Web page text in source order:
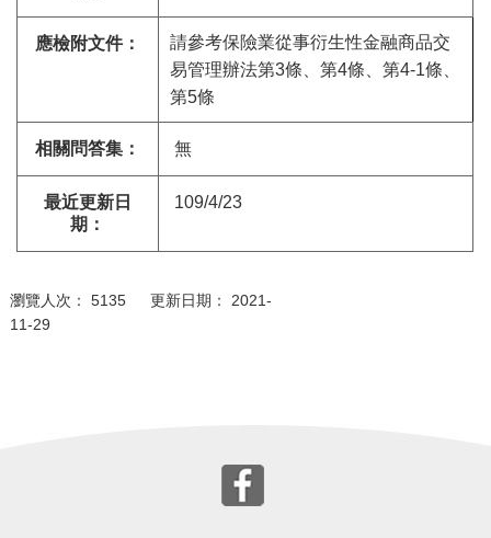
應檢附文件：
請參考保險業從事衍生性金融商品交
易管理辦法第3條、第4條、第4-1條、
第5條
相關問答集： 無
最近更新日
期：
109/4/23
瀏覽人次： 5135 更新日期： 2021-
11-29